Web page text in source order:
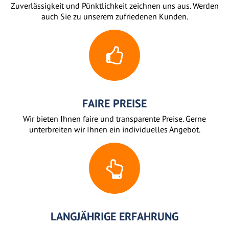
Zuverlässigkeit und Pünktlichkeit zeichnen uns aus. Werden
auch Sie zu unserem zufriedenen Kunden.
FAIRE PREISE
Wir bieten Ihnen faire und transparente Preise. Gerne
unterbreiten wir Ihnen ein individuelles Angebot.
LANGJÄHRIGE ERFAHRUNG